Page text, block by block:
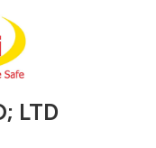
LTD